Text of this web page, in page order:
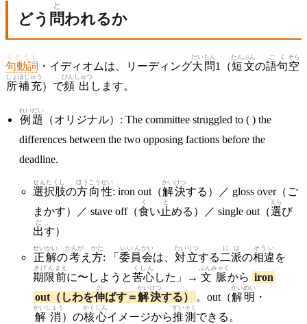
どう 問
と
われるか
句動詞
くどうし
・イディオムは、リーディング大
だい
問
もん
1（短文
たんぶん
の語句
ごく
空
そら
所
しょ
補充
ほじゅう
）で頻出
ひんしゅつ
します。
例題
れいだい
（オリジナル）: The committee struggled to ( ) the
differences between the two opposing factions before the
deadline.
選択肢
せんたくし
の方向
ほうこう
性
せい
: iron out（解決
かいけつ
する）／ gloss over（ご
まかす）／ stave off（食
く
い 止
と
める）／ single out（選
えら
び
出
だ
す）
正解
せいかい
の考
かんが
え 方
かた
: 「 委員
いいん
会
かい
は、 対立
たいりつ
する 二
に
派
は
の相違
そうい
を
期限
きげん
前
まえ
に〜しようと苦心
くしん
した」→ 文脈
ぶんみゃく
から iron
out（しわを伸
の
ばす＝解決
かいけつ
する） 。out（解明
かいめい
・
解消
かいしょう
）の核心
かくしん
イメージから推測
すいそく
できる。